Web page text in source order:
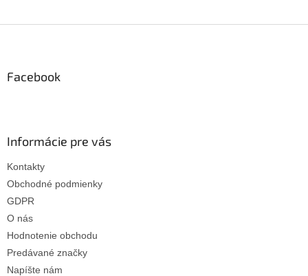
Facebook
Informácie pre vás
Kontakty
Obchodné podmienky
GDPR
O nás
Hodnotenie obchodu
Predávané značky
Napíšte nám